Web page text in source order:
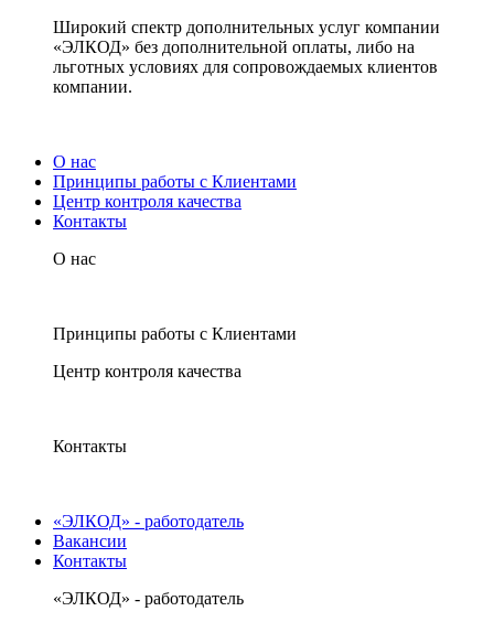
Широкий спектр дополнительных услуг компании
«ЭЛКОД» без дополнительной оплаты, либо на
льготных условиях для сопровождаемых клиентов
компании.
О нас
Принципы работы с Клиентами
Центр контроля качества
Контакты
О нас
Принципы работы с Клиентами
Центр контроля качества
Контакты
«ЭЛКОД» - работодатель
Вакансии
Контакты
«ЭЛКОД» - работодатель